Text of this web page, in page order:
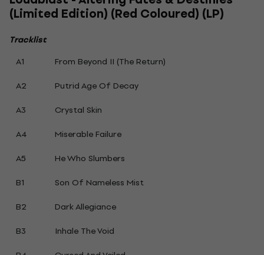
(Limited Edition) (Red Coloured) (LP)
Tracklist
A1
From Beyond II (The Return)
A2
Putrid Age Of Decay
A3
Crystal Skin
A4
Miserable Failure
A5
He Who Slumbers
B1
Son Of Nameless Mist
B2
Dark Allegiance
B3
Inhale The Void